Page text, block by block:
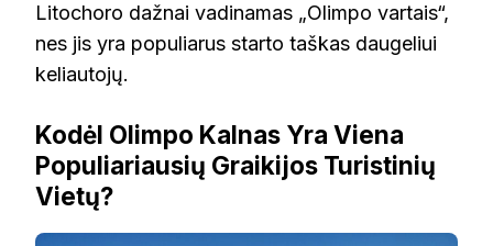
Litochoro dažnai vadinamas „Olimpo vartais“,
nes jis yra populiarus starto taškas daugeliui
keliautojų.
Kodėl Olimpo Kalnas Yra Viena
Populiariausių Graikijos Turistinių
Vietų?